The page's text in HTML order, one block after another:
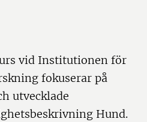
vid Institutionen för
fokuserar på
utvecklade
Hund.